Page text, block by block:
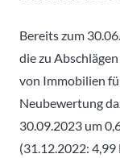
Bereits zum
die zu
von Immobilien
Neubewertung
30.09.2023 um
(31.12.2022: 4,99